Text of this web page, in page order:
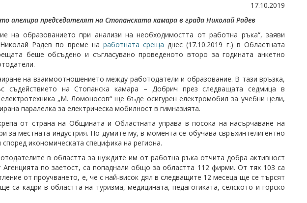
17.10.2019
апелира председателят на Стопанската камара в града Николай Радев
на образованието при анализи на необходимостта от работна ръка“, заяви
Радев по време на работната среща днес (17.10.2019 г.) в Областната
беше обсъдено и съгласувано проведеното второ за годината анкетно
на взаимоотношението между работодатели и образование. В тази връзка,
на Стопанска камара – Добрич през следващата седмица в
„М. Ломоносов“ ще бъде осигурен електромобил за учебни цели,
паралелка за електрическа мобилност в гимназията.
от страна на Общината и Областната управа в посока на насърчаване на
за местната индустрия. По думите му, в момента се обучава свръхинтелигентно
икономическата специфика на региона.
в областта за нуждите им от работна ръка отчита добра активност
Агенцията по заетост, са попаднали общо за областта 112 фирми. От тях 103 са
от проучването, е, че с най-висок дял в следващите 12 месеца ще се търсят
са кадри в областта на туризма, медицината, педагогиката, селското и горско